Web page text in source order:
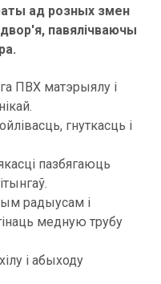
ад розных змен
павялічваючы
ПВХ матэрыялу і
гнуткасць і
пазбягаюць
радыусам і
медную трубу
і абыходу